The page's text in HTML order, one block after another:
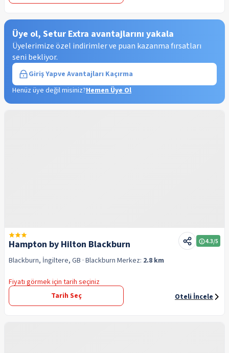
Üye ol, Setur Extra avantajlarını yakala
Üyelerimize özel indirimler ve puan kazanma fırsatları
seni bekliyor.
Giriş Yapve Avantajları Kaçırma
Henüz üye değil misiniz?Hemen Üye Ol
Hampton by Hilton Blackburn 4.3/5
Blackburn, İngiltere, GB · Blackburn Merkez: 2.8 km
Fiyatı görmek için tarih seçiniz
Tarih Seç
Oteli İncele